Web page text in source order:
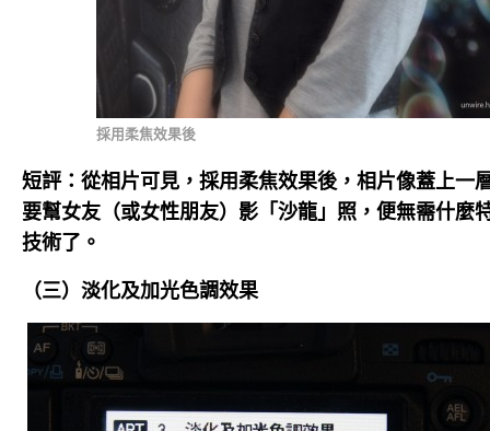
採用柔焦效果後
短評：從相片可見，採用柔焦效果後，相片像蓋上一
要幫女友（或女性朋友）影「沙龍」照，便無需什麼
技術了。
（三）淡化及加光色調效果